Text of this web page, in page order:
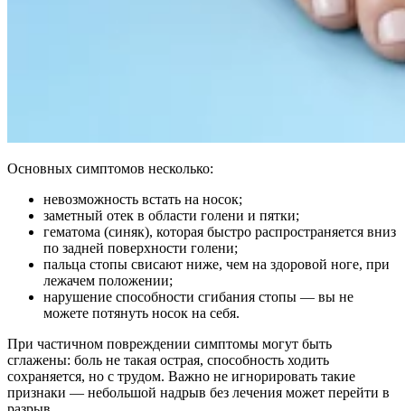
Основных симптомов несколько:
невозможность встать на носок;
заметный отек в области голени и пятки;
гематома (синяк), которая быстро распространяется вниз
по задней поверхности голени;
пальца стопы свисают ниже, чем на здоровой ноге, при
лежачем положении;
нарушение способности сгибания стопы — вы не
можете потянуть носок на себя.
При частичном повреждении симптомы могут быть
сглажены: боль не такая острая, способность ходить
сохраняется, но с трудом. Важно не игнорировать такие
признаки — небольшой надрыв без лечения может перейти в